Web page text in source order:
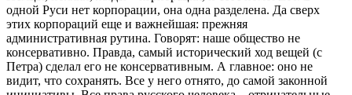
одной Руси нет корпорации, она одна разделена. Да сверх
этих корпораций еще и важнейшая: прежняя
административная рутина. Говорят: наше общество не
консервативно. Правда, самый исторический ход вещей (с
Петра) сделал его не консервативным. А главное: оно не
видит, что сохранять. Все у него отнято, до самой законной